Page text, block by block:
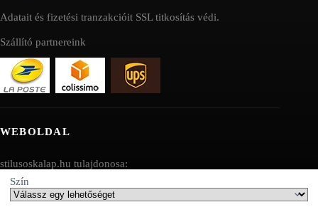
Szín
Adatait és fizetési tranzakcióit SSL titkosítás védi.
Szállító partnereink
WEBOLDAL
stilusoskalap.hu tulajdonosa:
AV SEO LLC